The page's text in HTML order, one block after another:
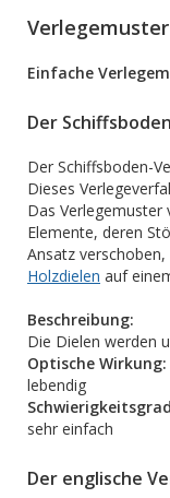
Verlegemuster
Einfache
Der
Der Schiffsboden-
Dieses
Das Verlegemuster
Elemente, deren
Ansatz
Holzdielen auf
Beschreibung:
Die Dielen werden
Optische Wirkung:
lebendig
sehr einfach
Der englische